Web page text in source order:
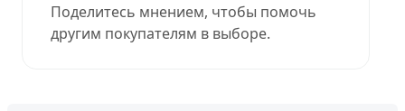
Поделитесь мнением, чтобы помочь
другим покупателям в выборе.